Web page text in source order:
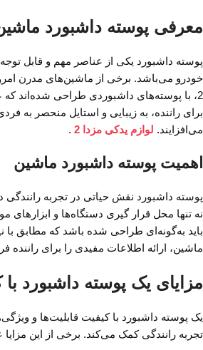
معرفی پوسته داشبورد ماشین
پوسته داشبورد یکی از عناصر مهم و قابل
خودرو می‌باشد. برخی از ماشین‌های مدرن
2، با پوسته‌های داشبوردی طراحی شده‌اند که
برای راننده، به زیبایی و استایل منحصر به
می‌افزایند. لوازم یدکی مزدا 2 .
اهمیت پوسته داشبورد ماشین
پوسته داشبورد نقش حیاتی در تجربه رانندگی
نه تنها محل قرار گیری دستگاه‌ها و ابزارهای
باید به‌گونه‌ای طراحی شده باشد که مطابق با
ماشین، ارائه اطلاعات مفیدی را برای راننده
مزایای یک پوسته داشبورد با
یک پوسته داشبورد با کیفیت قابلیت‌ها و
تجربه رانندگی کمک می‌کند. برخی از این مزایا